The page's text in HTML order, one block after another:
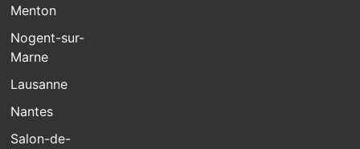
Menton
Nogent-sur-
Marne
Lausanne
Nantes
Salon-de-